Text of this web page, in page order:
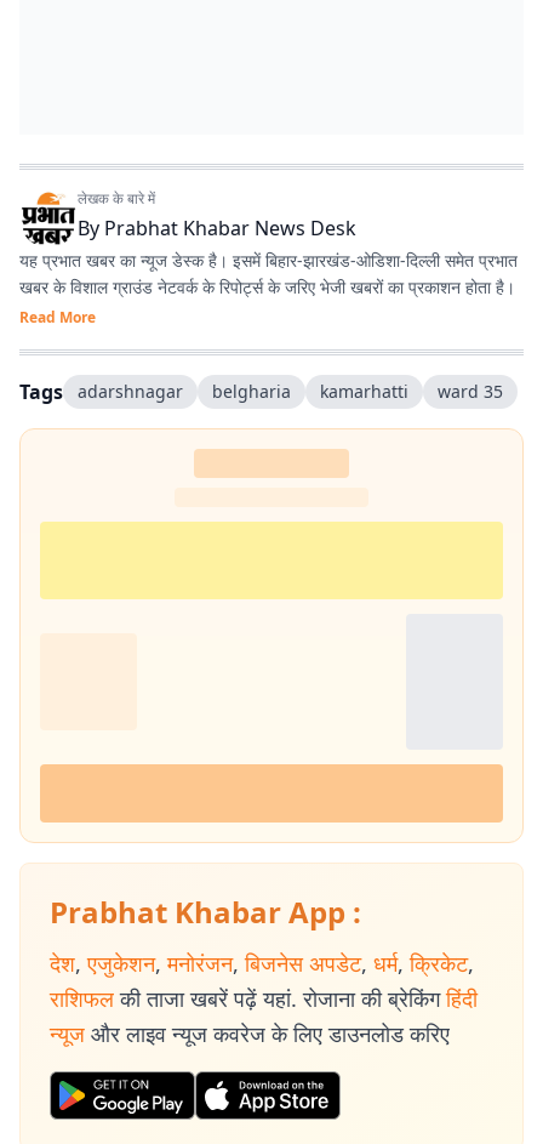
लेखक के बारे में
By Prabhat Khabar News Desk
यह प्रभात खबर का न्यूज डेस्क है। इसमें बिहार-झारखंड-ओडिशा-दिल्‍ली समेत प्रभात
खबर के विशाल ग्राउंड नेटवर्क के रिपोर्ट्स के जरिए भेजी खबरों का प्रकाशन होता है।
Read More
Tags adarshnagar belgharia kamarhatti ward 35
Prabhat Khabar App :
देश, एजुकेशन, मनोरंजन, बिजनेस अपडेट, धर्म, क्रिकेट,
राशिफल की ताजा खबरें पढ़ें यहां. रोजाना की ब्रेकिंग हिंदी
न्यूज और लाइव न्यूज कवरेज के लिए डाउनलोड करिए